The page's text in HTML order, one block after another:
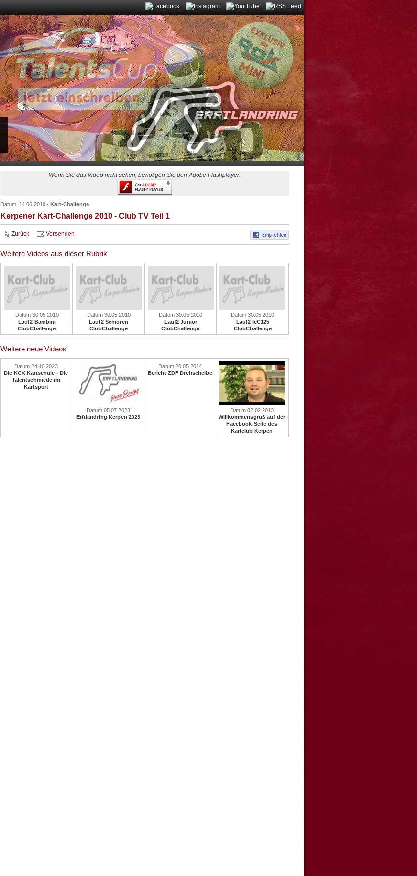
Wenn Sie das Video nicht sehen, benötigen Sie den Adobe Flashplayer.
Datum: 14.06.2010 · Kart-Challenge
Kerpener Kart-Challenge 2010 - Club TV Teil 1
Zurück Versenden
Weitere Videos aus dieser Rubrik
Datum 30.05.2010
Lauf2 Bambini
ClubChallenge
Datum 30.05.2010
Lauf2 Senioren
ClubChallenge
Datum 30.05.2010
Lauf2 Junior
ClubChallenge
Datum 30.05.2010
Lauf2 IcC125
ClubChallenge
Weitere neue Videos
Datum 24.10.2023
Die KCK Kartschule - Die
Talentschmiede im
Kartsport
Datum 05.07.2023
Erftlandring Kerpen 2023
Datum 20.05.2014
Bericht ZDF Drehscheibe
Datum 02.02.2013
Willkommensgruß auf der
Facebook-Seite des
Kartclub Kerpen